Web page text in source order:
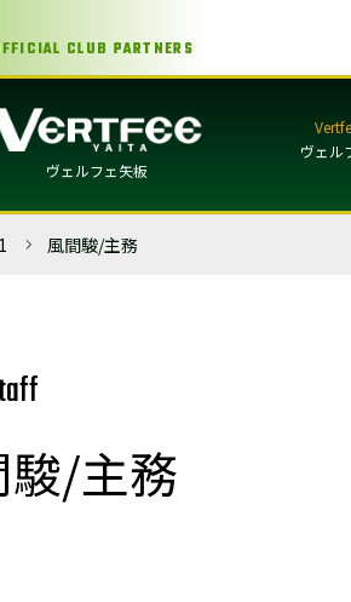
CLUB PARTNERS
ヴェルフェ矢板
ヴェル
風間駿/主務
駿/主務